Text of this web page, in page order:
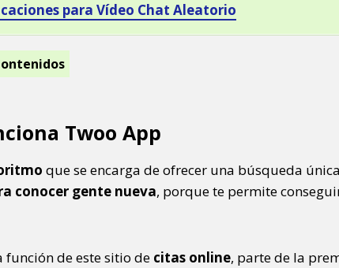
para Vídeo Chat Aleatorio
Twoo App
que se encarga de ofrecer una búsqueda
conocer gente nueva, porque te permite
función de este sitio de citas online, parte de la